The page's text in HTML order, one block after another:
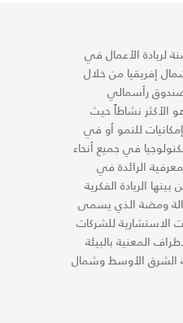
لريادة الأعمال في
إفريقيا من خلال
رأسمالي
الأكثر نشاطاً حيث
للنمو أو في
في جميع أنحاء
الرائدة في
الريادة الفكرية
ومضة الذي يسمى
الاستشارية للشركات
المعنية بالبيئة
الشرق الأوسط وشمال